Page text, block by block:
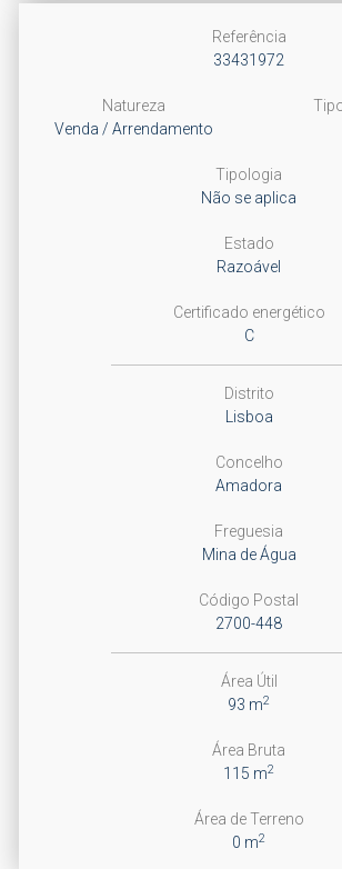
Referência
33431972
Natureza
Venda / Arrendamento
Tipologia
Não se aplica
Estado
Razoável
Certificado energético
C
Distrito
Lisboa
Concelho
Amadora
Freguesia
Mina de Água
Código Postal
2700-448
Área Útil
93 m2
Área Bruta
115 m2
Área de Terreno
0 m2